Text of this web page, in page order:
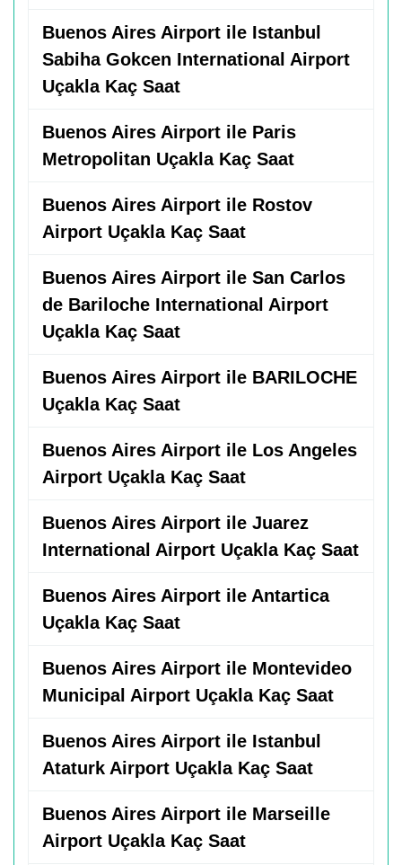
Buenos Aires Airport ile Istanbul
Sabiha Gokcen International Airport
Uçakla Kaç Saat
Buenos Aires Airport ile Paris
Metropolitan Uçakla Kaç Saat
Buenos Aires Airport ile Rostov
Airport Uçakla Kaç Saat
Buenos Aires Airport ile San Carlos
de Bariloche International Airport
Uçakla Kaç Saat
Buenos Aires Airport ile BARILOCHE
Uçakla Kaç Saat
Buenos Aires Airport ile Los Angeles
Airport Uçakla Kaç Saat
Buenos Aires Airport ile Juarez
International Airport Uçakla Kaç Saat
Buenos Aires Airport ile Antartica
Uçakla Kaç Saat
Buenos Aires Airport ile Montevideo
Municipal Airport Uçakla Kaç Saat
Buenos Aires Airport ile Istanbul
Ataturk Airport Uçakla Kaç Saat
Buenos Aires Airport ile Marseille
Airport Uçakla Kaç Saat